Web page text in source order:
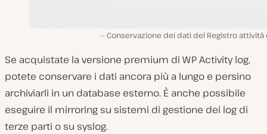
Conservazione dei dati del Registro attività
Se acquistate la versione premium di WP Activity log,
potete conservare i dati ancora più a lungo e persino
archiviarli in un database esterno. È anche possibile
eseguire il mirroring su sistemi di gestione dei log di
terze parti o su syslog.